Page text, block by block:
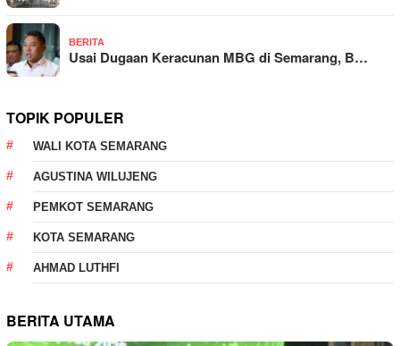
BERITA
Usai Dugaan Keracunan MBG di Semarang, B…
TOPIK POPULER
WALI KOTA SEMARANG
AGUSTINA WILUJENG
PEMKOT SEMARANG
KOTA SEMARANG
AHMAD LUTHFI
BERITA UTAMA